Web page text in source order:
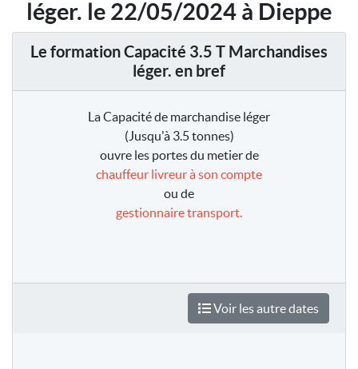
léger. le 22/05/2024 à Dieppe
Le formation Capacité 3.5 T Marchandises
léger. en bref
La Capacité de marchandise léger
(Jusqu'à 3.5 tonnes)
ouvre les portes du metier de
chauffeur livreur à son compte
ou de
gestionnaire transport.
Voir les autre dates